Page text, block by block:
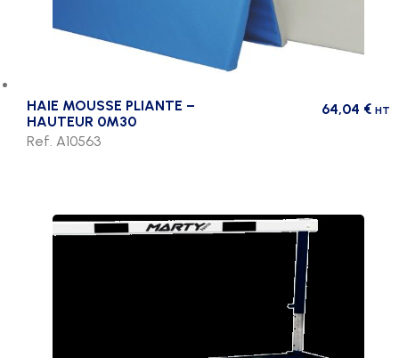
HAIE MOUSSE PLIANTE –
HAUTEUR 0M30
64,04 € HT
Ref. A10563